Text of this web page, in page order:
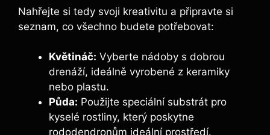
Nahřejte si tedy svoji kreativitu a připravte si
seznam, co všechno budete potřebovat:
Květináč: Vyberte nádoby s dobrou
drenáží, ideálně vyrobené z keramiky
nebo plastu.
Půda: Použijte speciální substrát pro
kyselé rostliny, který poskytne
rododendronům ideální prostředí.